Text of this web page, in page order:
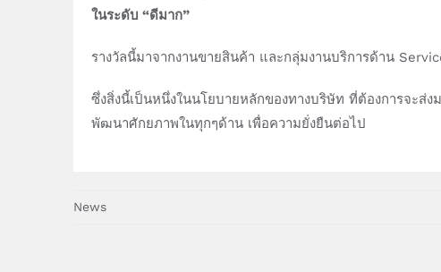
ในระดับ “ดีมาก”
รางวัลนี้มาจากงานขายสินค้า และกลุ่มงานบริการด้าน
ซึ่งสิ่งนี้เป็นหนึ่งในนโยบายหลักของทางบริษัท ที่ต้องการจะ
พัฒนาศักยภาพในทุกๆด้าน เพื่อความยั่งยืนต่อไป
News